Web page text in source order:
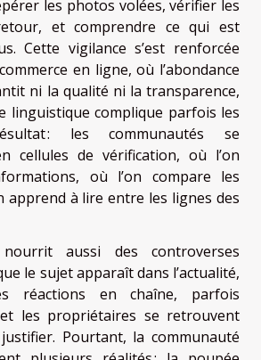
les photos volées, vérifier les
et comprendre ce qui est
Cette vigilance s’est renforcée
en ligne, où l’abondance
ni la qualité ni la transparence,
linguistique complique parfois les
: les communautés se
cellules de vérification, où l’on
où l’on compare les
apprend à lire entre les lignes des
aussi des controverses
le sujet apparaît dans l’actualité,
réactions en chaîne, parfois
les propriétaires se retrouvent
Pourtant, la communauté